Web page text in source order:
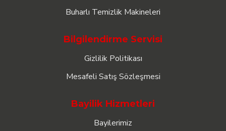
Buharlı Temizlik Makineleri
Bilgilendirme Servisi
Gizlilik Politikası
Mesafeli Satış Sözleşmesi
Bayilik Hizmetleri
Bayilerimiz